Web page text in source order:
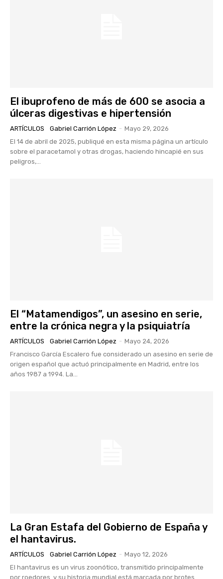
El ibuprofeno de más de 600 se asocia a
úlceras digestivas e hipertensión
ARTÍCULOS Gabriel Carrión López - Mayo 29, 2026
El 14 de abril de 2025, publiqué en esta misma página un artículo
sobre el paracetamol y otras drogas, haciendo hincapié en sus
peligros,...
El “Matamendigos”, un asesino en serie,
entre la crónica negra y la psiquiatría
ARTÍCULOS Gabriel Carrión López - Mayo 24, 2026
Francisco García Escalero fue considerado un asesino en serie de
origen español que actuó principalmente en Madrid, entre los
años 1987 a 1994. La...
La Gran Estafa del Gobierno de España y
el hantavirus.
ARTÍCULOS Gabriel Carrión López - Mayo 12, 2026
El hantavirus es un virus zoonótico, transmitido principalmente
por roedores. y su historia mundial está marcada por brotes